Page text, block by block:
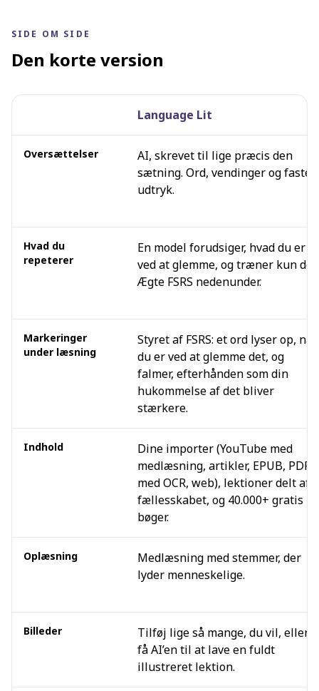
SIDE OM SIDE
Den korte version
Language Lit
Oversættelser
AI, skrevet til lige præcis den
sætning. Ord, vendinger og faste
udtryk.
Hvad du
repeterer
En model forudsiger, hvad du er
ved at glemme, og træner kun det.
Ægte FSRS nedenunder.
Markeringer
under læsning
Styret af FSRS: et ord lyser op, når
du er ved at glemme det, og
falmer, efterhånden som din
hukommelse af det bliver
stærkere.
Indhold
Dine importer (YouTube med
medlæsning, artikler, EPUB, PDF
med OCR, web), lektioner delt af
fællesskabet, og 40.000+ gratis
bøger.
Oplæsning
Medlæsning med stemmer, der
lyder menneskelige.
Billeder
Tilføj lige så mange, du vil, eller
få AI’en til at lave en fuldt
illustreret lektion.